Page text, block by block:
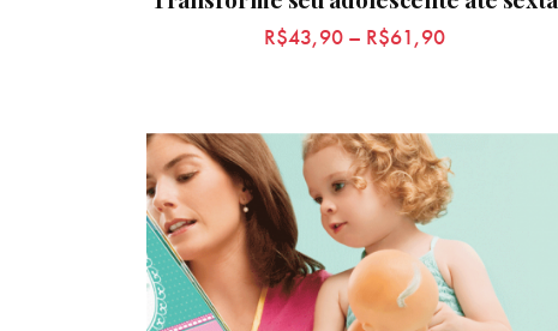
R$43,90– R$61,90